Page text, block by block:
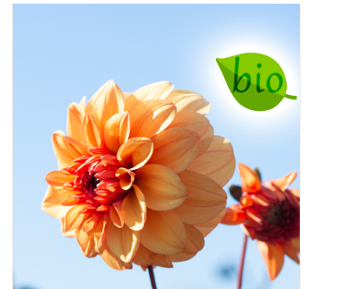
Zomerbloeiers
Schaduwplanten
Aanbiedingen
Bodemverbetering
Overige producten